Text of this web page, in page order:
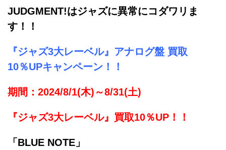
JUDGMENT!はジャズに異常にコダワリま
す！！
『ジャズ3大レーベル』 アナログ盤 買取
10％UPキャンペーン！！
期間：2024/8/1(木)～8/31(土)
『ジャズ3大レーベル』買取10％UP！！
「BLUE NOTE」